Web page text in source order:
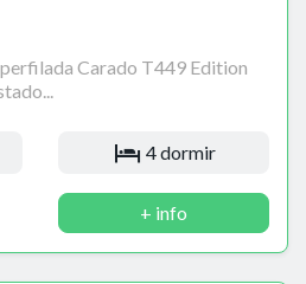
Carado T449 Edition
4 dormir
+ info